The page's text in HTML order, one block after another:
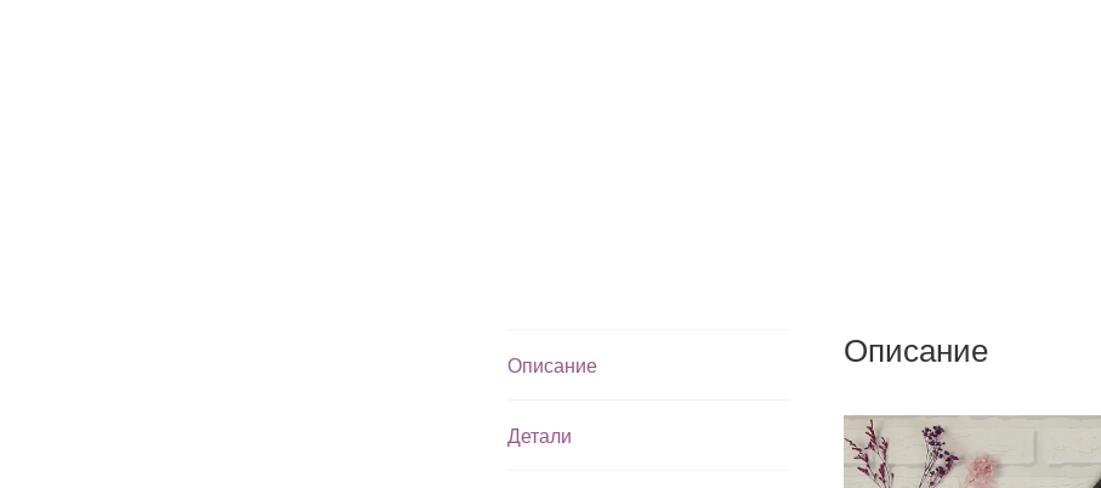
Описание
Детали
Описание